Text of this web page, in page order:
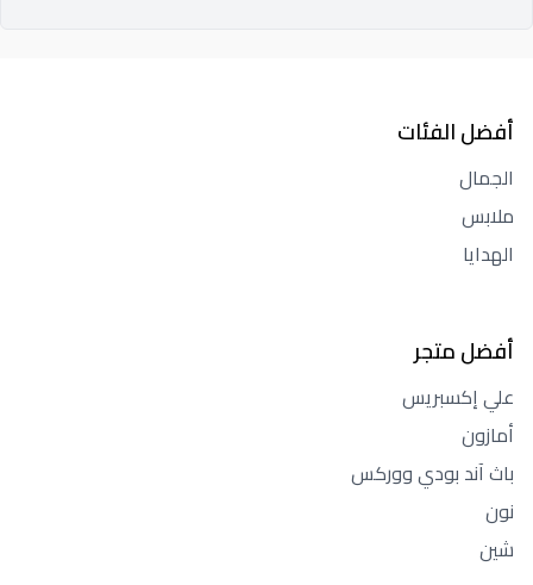
أفضل الفئات
الجمال
ملابس
الهدايا
أفضل متجر
علي إكسبريس
أمازون
باث آند بودي ووركس
نون
شين